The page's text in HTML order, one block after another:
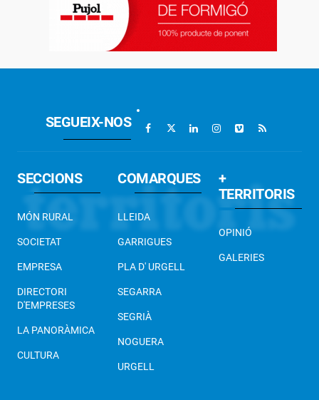
SEGUEIX-NOS
SECCIONS
MÓN RURAL
SOCIETAT
EMPRESA
DIRECTORI
D'EMPRESES
LA PANORÀMICA
CULTURA
COMARQUES
LLEIDA
GARRIGUES
PLA D' URGELL
SEGARRA
SEGRIÀ
NOGUERA
URGELL
+
TERRITORIS
OPINIÓ
GALERIES